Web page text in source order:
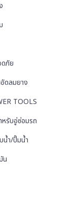
ภัย
ดลมยาง
TOOLS
รับอู่ซ่อมรถ
น้ำ/ปั๊มน้ำ
น